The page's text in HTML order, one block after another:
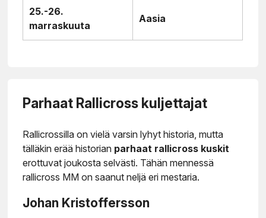
25.-26.
marraskuuta
Aasia
Parhaat Rallicross kuljettajat
Rallicrossilla on vielä varsin lyhyt historia, mutta
tälläkin erää historian parhaat rallicross kuskit
erottuvat joukosta selvästi. Tähän mennessä
rallicross MM on saanut neljä eri mestaria.
Johan Kristoffersson